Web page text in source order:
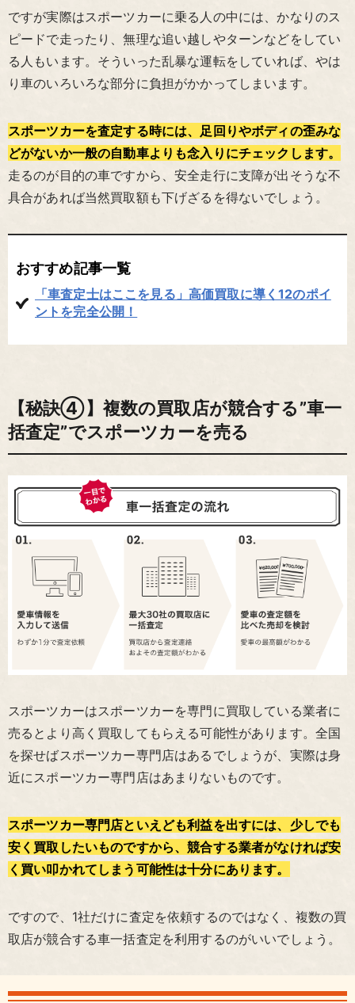
ですが実際はスポーツカーに乗る人の中には、かなりのス
ピードで走ったり、無理な追い越しやターンなどをしてい
る人もいます。そういった乱暴な運転をしていれば、やは
り車のいろいろな部分に負担がかかってしまいます。
スポーツカーを査定する時には、足回りやボディの歪みな
どがないか一般の自動車よりも念入りにチェックします。
走るのが目的の車ですから、安全走行に支障が出そうな不
具合があれば当然買取額も下げざるを得ないでしょう。
おすすめ記事一覧
「車査定士はここを見る」高価買取に導く12のポイ
ントを完全公開！
【秘訣④】複数の買取店が競合する”車一
括査定”でスポーツカーを売る
スポーツカーはスポーツカーを専門に買取している業者に
売るとより高く買取してもらえる可能性があります。全国
を探せばスポーツカー専門店はあるでしょうが、実際は身
近にスポーツカー専門店はあまりないものです。
スポーツカー専門店といえども利益を出すには、少しでも
安く買取したいものですから、競合する業者がなければ安
く買い叩かれてしまう可能性は十分にあります。
ですので、1社だけに査定を依頼するのではなく、複数の買
取店が競合する車一括査定を利用するのがいいでしょう。